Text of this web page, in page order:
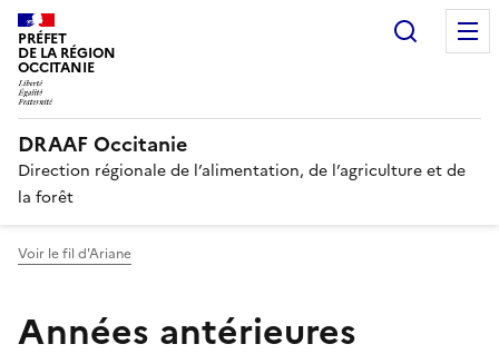
PRÉFET
DE LA RÉGION
OCCITANIE
DRAAF Occitanie
Direction régionale de l’alimentation, de l’agriculture et de
la forêt
Voir le fil d'Ariane
Années antérieures